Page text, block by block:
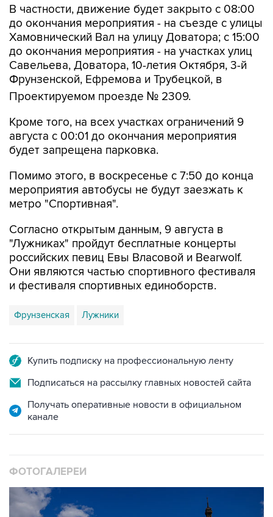
В частности, движение будет закрыто с 08:00
до окончания мероприятия - на съезде с улицы
Хамовнический Вал на улицу Доватора; с 15:00
до окончания мероприятия - на участках улиц
Савельева, Доватора, 10-летия Октября, 3-й
Фрунзенской, Ефремова и Трубецкой, в
Проектируемом проезде № 2309.
Кроме того, на всех участках ограничений 9
августа с 00:01 до окончания мероприятия
будет запрещена парковка.
Помимо этого, в воскресенье с 7:50 до конца
мероприятия автобусы не будут заезжать к
метро "Спортивная".
Согласно открытым данным, 9 августа в
"Лужниках" пройдут бесплатные концерты
российских певиц Евы Власовой и Bearwolf.
Они являются частью спортивного фестиваля
и фестиваля спортивных единоборств.
Фрунзенская Лужники
Купить подписку на профессиональную ленту
Подписаться на рассылку главных новостей сайта
Получать оперативные новости в официальном
канале
ФОТОГАЛЕРЕИ